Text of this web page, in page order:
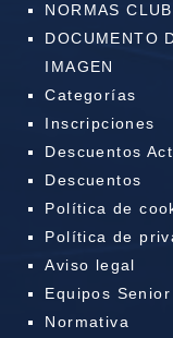
NORMAS CLUB
DOCUMENTO
IMAGEN
Categorías
Inscripciones
Descuentos
Descuentos
Política de
Política de
Aviso legal
Equipos Senior
Normativa